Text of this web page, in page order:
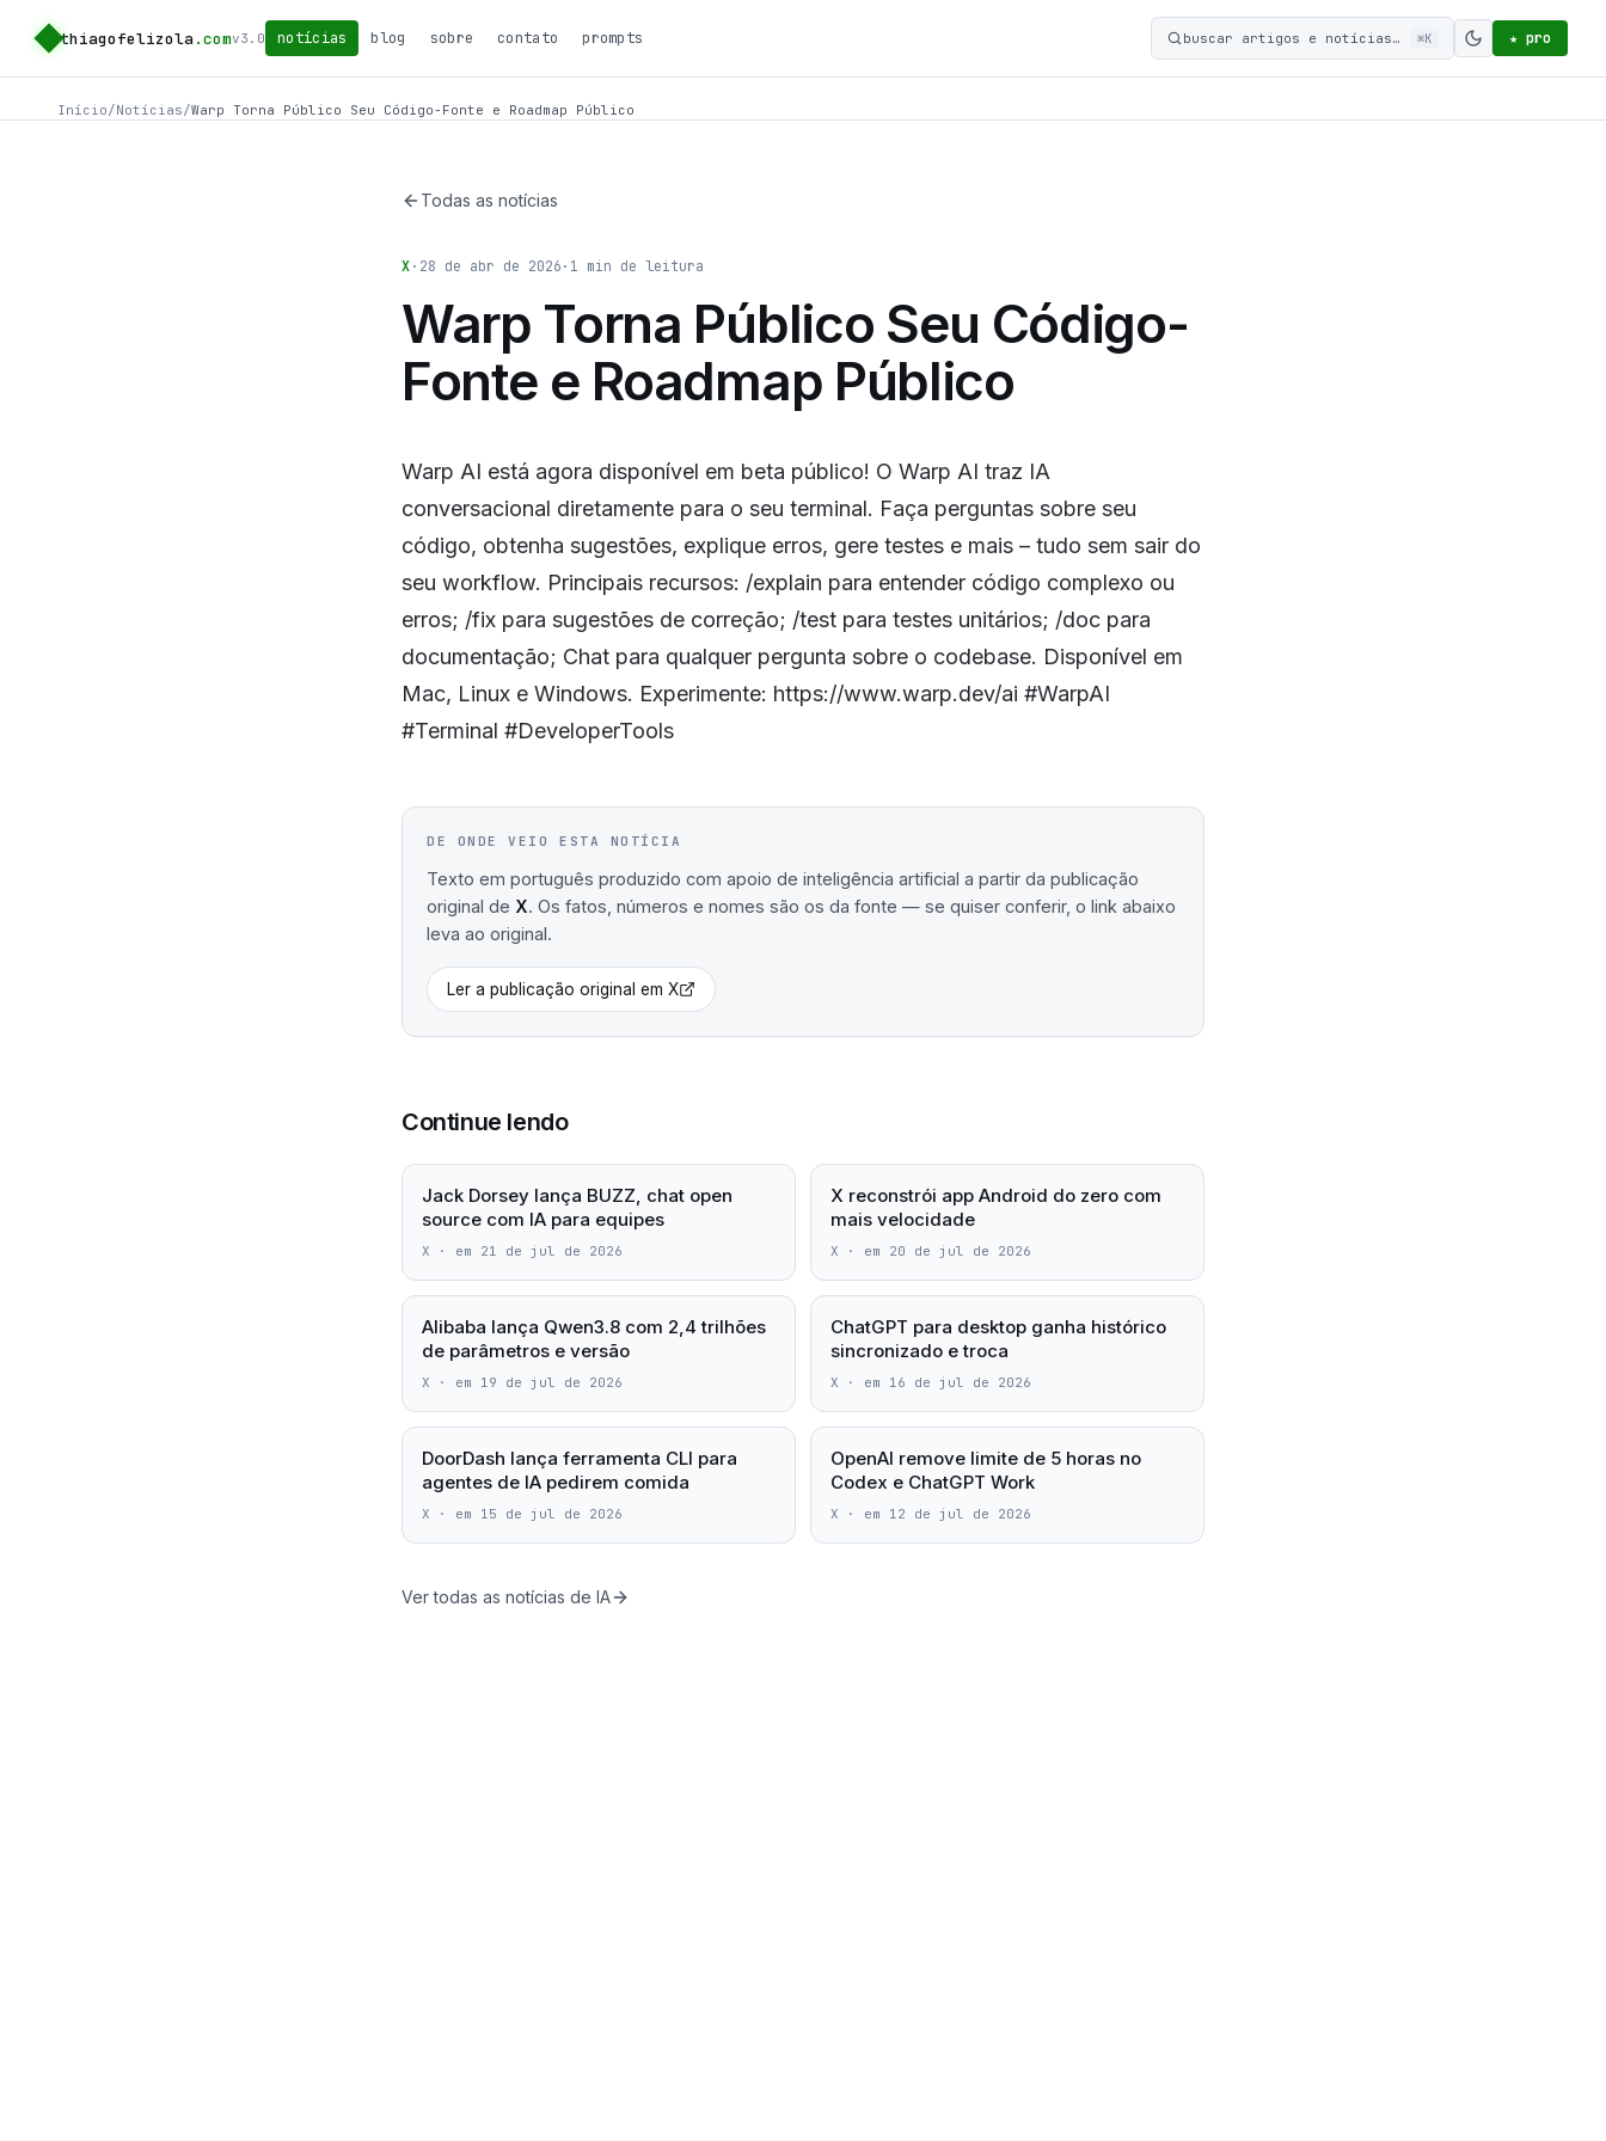
thiagofelizola .comv3.0 notícias blog sobre contato prompts buscar artigos e notícias… ⌘K
Ativar modo
★ pro
Início/Notícias/Warp Torna Público Seu Código-Fonte e Roadmap Público
Todas as notícias
X · 28 de abr de 2026 · 1 min de leitura
Warp Torna Público Seu Código-
Fonte e Roadmap Público
Warp AI está agora disponível em beta público! O Warp AI traz IA
conversacional diretamente para o seu terminal. Faça perguntas sobre seu
código, obtenha sugestões, explique erros, gere testes e mais – tudo sem sair do
seu workflow. Principais recursos: /explain para entender código complexo ou
erros; /fix para sugestões de correção; /test para testes unitários; /doc para
documentação; Chat para qualquer pergunta sobre o codebase. Disponível em
Mac, Linux e Windows. Experimente: https://www.warp.dev/ai #WarpAI
#Terminal #DeveloperTools
DE ONDE VEIO ESTA NOTÍCIA
Texto em português produzido com apoio de inteligência artificial a partir da publicação
original de X. Os fatos, números e nomes são os da fonte — se quiser conferir, o link abaixo
leva ao original.
Ler a publicação original em X
Continue lendo
Jack Dorsey lança BUZZ, chat open
source com IA para equipes
X · em 21 de jul de 2026
X reconstrói app Android do zero com
mais velocidade
X · em 20 de jul de 2026
Alibaba lança Qwen3.8 com 2,4 trilhões
de parâmetros e versão
X · em 19 de jul de 2026
ChatGPT para desktop ganha histórico
sincronizado e troca
X · em 16 de jul de 2026
DoorDash lança ferramenta CLI para
agentes de IA pedirem comida
X · em 15 de jul de 2026
OpenAI remove limite de 5 horas no
Codex e ChatGPT Work
X · em 12 de jul de 2026
Ver todas as notícias de IA